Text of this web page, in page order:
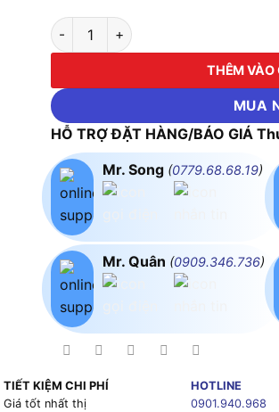
LED Chống Thấm 40W Ánh Sáng
THÊM VÀO
MUA
HỖ TRỢ ĐẶT HÀNG/BÁO GIÁ
Mr. Song (0779.68.68.19)
Mr. Quân (0909.346.736)
TIẾT KIỆM CHI PHÍ
Giá tốt nhất thị
HOTLINE
0901.940.968